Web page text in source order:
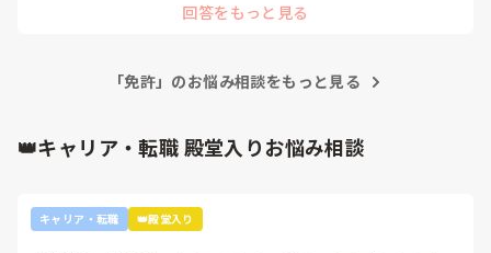
確かに環境整備もおしめ交換も
臨床はそんなこと言ってらんねー！
ですよね！！
回答をもっと見る
「免許」のお悩み相談をもっと見る
👑キャリア・転職 殿堂入りお悩み相談
キャリア・転職 👑殿堂入り